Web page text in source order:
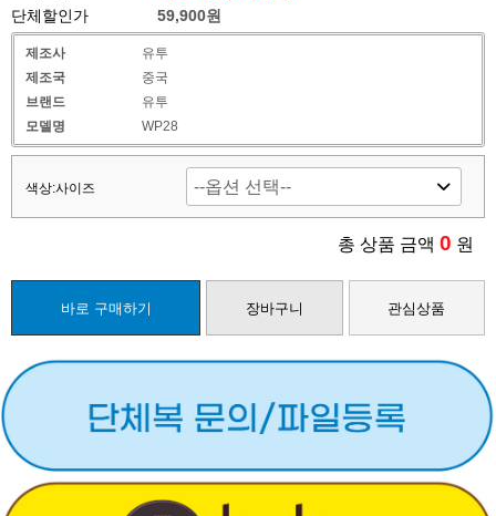
단체할인가
59,900원
제조사
유투
제조국
중국
브랜드
유투
모델명
WP28
색상:사이즈
총 상품 금액 0 원
바로 구매하기 장바구니 관심상품